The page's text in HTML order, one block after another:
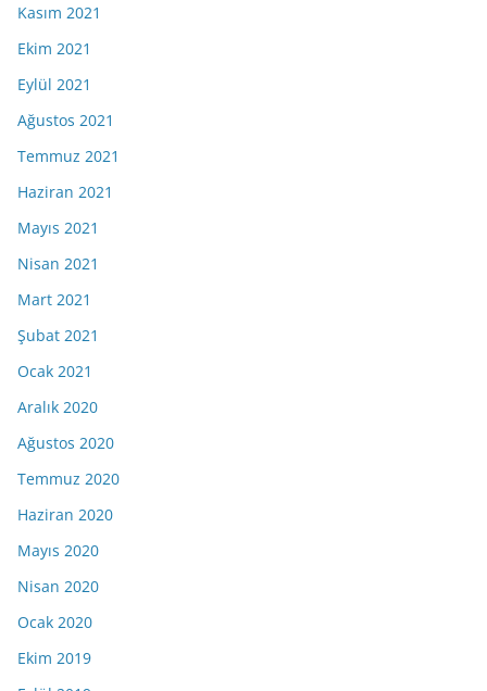
Kasım 2021
Ekim 2021
Eylül 2021
Ağustos 2021
Temmuz 2021
Haziran 2021
Mayıs 2021
Nisan 2021
Mart 2021
Şubat 2021
Ocak 2021
Aralık 2020
Ağustos 2020
Temmuz 2020
Haziran 2020
Mayıs 2020
Nisan 2020
Ocak 2020
Ekim 2019